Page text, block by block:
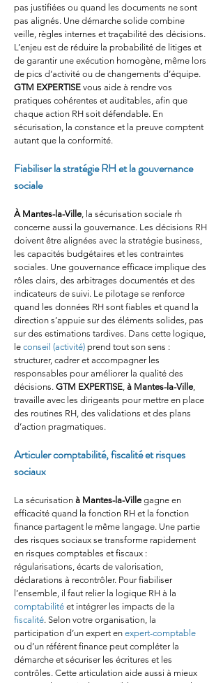
pas justifiées ou quand les documents ne sont
pas alignés. Une démarche solide combine
veille, règles internes et traçabilité des décisions.
L’enjeu est de réduire la probabilité de litiges et
de garantir une exécution homogène, même lors
de pics d’activité ou de changements d’équipe.
GTM EXPERTISE vous aide à rendre vos
pratiques cohérentes et auditables, afin que
chaque action RH soit défendable. En
sécurisation, la constance et la preuve comptent
autant que la conformité.
Fiabiliser la stratégie RH et la gouvernance
sociale
À Mantes-la-Ville, la sécurisation sociale rh
concerne aussi la gouvernance. Les décisions RH
doivent être alignées avec la stratégie business,
les capacités budgétaires et les contraintes
sociales. Une gouvernance efficace implique des
rôles clairs, des arbitrages documentés et des
indicateurs de suivi. Le pilotage se renforce
quand les données RH sont fiables et quand la
direction s’appuie sur des éléments solides, pas
sur des estimations tardives. Dans cette logique,
le conseil (activité) prend tout son sens :
structurer, cadrer et accompagner les
responsables pour améliorer la qualité des
décisions. GTM EXPERTISE, à Mantes-la-Ville,
travaille avec les dirigeants pour mettre en place
des routines RH, des validations et des plans
d’action pragmatiques.
Articuler comptabilité, fiscalité et risques
sociaux
La sécurisation à Mantes-la-Ville gagne en
efficacité quand la fonction RH et la fonction
finance partagent le même langage. Une partie
des risques sociaux se transforme rapidement
en risques comptables et fiscaux :
régularisations, écarts de valorisation,
déclarations à recontrôler. Pour fiabiliser
l’ensemble, il faut relier la logique RH à la
comptabilité et intégrer les impacts de la
fiscalité. Selon votre organisation, la
participation d’un expert en expert-comptable
ou d’un référent finance peut compléter la
démarche et sécuriser les écritures et les
contrôles. Cette articulation aide aussi à mieux